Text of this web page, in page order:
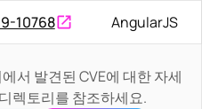
10768 AngularJS
서 발견된 CVE에 대한 자세
렉토리를 참조하세요.